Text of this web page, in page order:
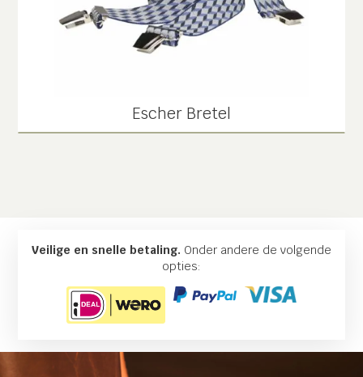
Escher Bretel
Veilige en snelle betaling. Onder andere de volgende
opties: